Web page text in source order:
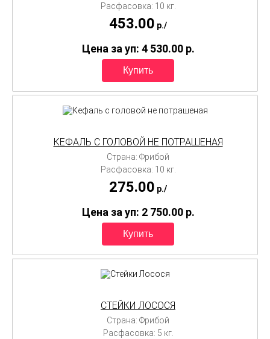
Расфасовка: 10 кг.
453.00 p./
Цена за уп: 4 530.00 p.
КЕФАЛЬ С ГОЛОВОЙ НЕ ПОТРАШЕНАЯ
Страна: Фрибой
Расфасовка: 10 кг.
275.00 p./
Цена за уп: 2 750.00 p.
СТЕЙКИ ЛОСОСЯ
Страна: Фрибой
Расфасовка: 5 кг.